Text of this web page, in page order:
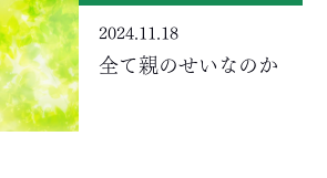
2024.11.18
全て親のせいなのか